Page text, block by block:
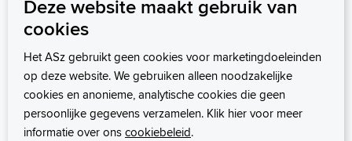
Wetenschappelijk onderzoek
Deze website maakt gebruik van
cookies
Het ASz gebruikt geen cookies voor marketingdoeleinden
op deze website. We gebruiken alleen noodzakelijke
cookies en anonieme, analytische cookies die geen
persoonlijke gegevens verzamelen. Klik hier voor meer
informatie over onscookiebeleid.